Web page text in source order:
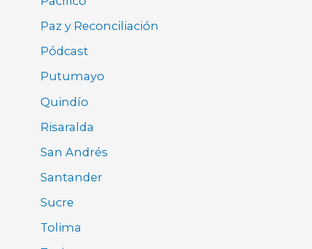
Paz y Reconciliación
Pódcast
Putumayo
Quindío
Risaralda
San Andrés
Santander
Sucre
Tolima